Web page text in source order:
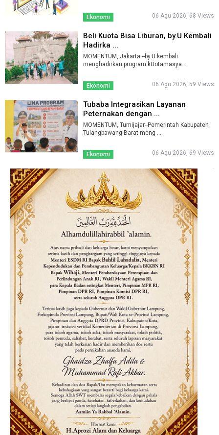
Ekonomi 06 Agu 2026, 68 Views
Beli Kuota Bisa Liburan, by.U Kembali
Hadirka ...
MOMENTUM, Jakarta --by.U kembali
menghadirkan program kUotamasya ...
Ekonomi 06 Agu 2026, 59 Views
Tubaba Integrasikan Layanan
Peternakan dengan ...
MOMENTUM, Tumijajar--Pemerintah Kabupaten
Tulangbawang Barat meng ...
Ekonomi 06 Agu 2026, 69 Views